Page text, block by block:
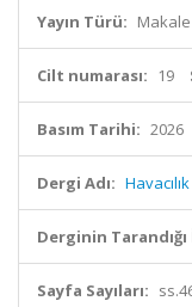
Yayın Türü:
Cilt numarası: 19
Basım Tarihi: 2026
Dergi Adı:
Derginin
Sayfa Sayıları: